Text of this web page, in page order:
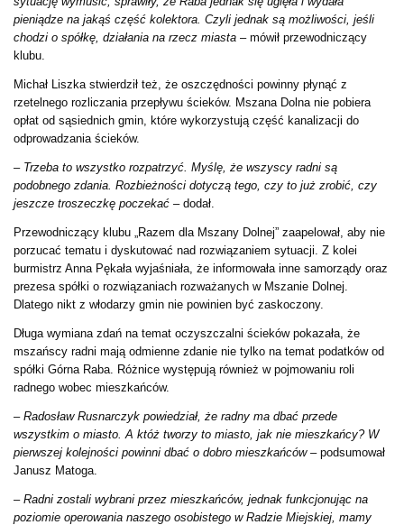
pieniądze na jakąś część kolektora. Czyli jednak są możliwości, jeśli
chodzi o spółkę, działania na rzecz miasta – mówił przewodniczący
klubu.
Michał Liszka stwierdził też, że oszczędności powinny płynąć z
rzetelnego rozliczania przepływu ścieków. Mszana Dolna nie pobiera
opłat od sąsiednich gmin, które wykorzystują część kanalizacji do
odprowadzania ścieków.
– Trzeba to wszystko rozpatrzyć. Myślę, że wszyscy radni są
podobnego zdania. Rozbieżności dotyczą tego, czy to już zrobić, czy
jeszcze troszeczkę poczekać – dodał.
Przewodniczący klubu „Razem dla Mszany Dolnej” zaapelował, aby nie
porzucać tematu i dyskutować nad rozwiązaniem sytuacji. Z kolei
burmistrz Anna Pękała wyjaśniała, że informowała inne samorządy oraz
prezesa spółki o rozwiązaniach rozważanych w Mszanie Dolnej.
Dlatego nikt z włodarzy gmin nie powinien być zaskoczony.
Długa wymiana zdań na temat oczyszczalni ścieków pokazała, że
mszańscy radni mają odmienne zdanie nie tylko na temat podatków od
spółki Górna Raba. Różnice występują również w pojmowaniu roli
radnego wobec mieszkańców.
– Radosław Rusnarczyk powiedział, że radny ma dbać przede
wszystkim o miasto. A któż tworzy to miasto, jak nie mieszkańcy? W
pierwszej kolejności powinni dbać o dobro mieszkańców – podsumował
Janusz Matoga.
– Radni zostali wybrani przez mieszkańców, jednak funkcjonując na
poziomie operowania naszego osobistego w Radzie Miejskiej, mamy